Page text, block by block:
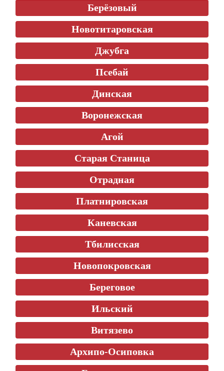
Берёзовый
Новотитаровская
Джубга
Псебай
Динская
Воронежская
Агой
Старая Станица
Отрадная
Платнировская
Каневская
Тбилисская
Новопокровская
Береговое
Ильский
Витязево
Архипо-Осиповка